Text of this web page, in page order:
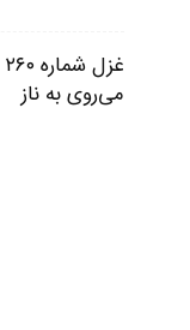
می‌روی به ناز